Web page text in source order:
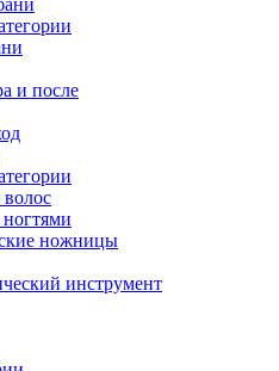
и после
ногтями
ножницы
инструмент